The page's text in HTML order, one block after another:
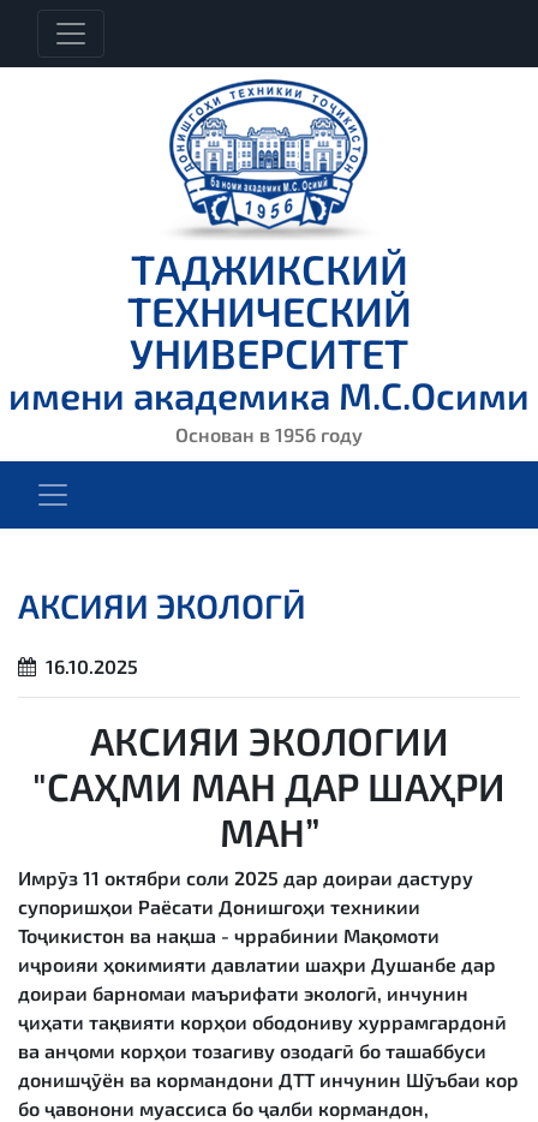
ТАДЖИКСКИЙ
ТЕХНИЧЕСКИЙ
УНИВЕРСИТЕТ
имени академика М.С.Осими
Основан в 1956 году
АКСИЯИ ЭКОЛОГӢ
16.10.2025
АКСИЯИ ЭКОЛОГИИ
"САҲМИ МАН ДАР ШАҲРИ
МАН”
Имрӯз 11 октябри соли 2025 дар доираи дастуру
супоришҳои Раёсати Донишгоҳи техникии
Тоҷикистон ва нақша - чррабинии Мақомоти
иҷроияи ҳокимияти давлатии шаҳри Душанбе дар
доираи барномаи маърифати экологӣ, инчунин
ҷиҳати тақвияти корҳои ободониву хуррамгардонӣ
ва анҷоми корҳои тозагиву озодагӣ бо ташаббуси
донишҷӯён ва кормандони ДТТ инчунин Шӯъбаи кор
бо ҷавонони муассиса бо ҷалби кормандон,